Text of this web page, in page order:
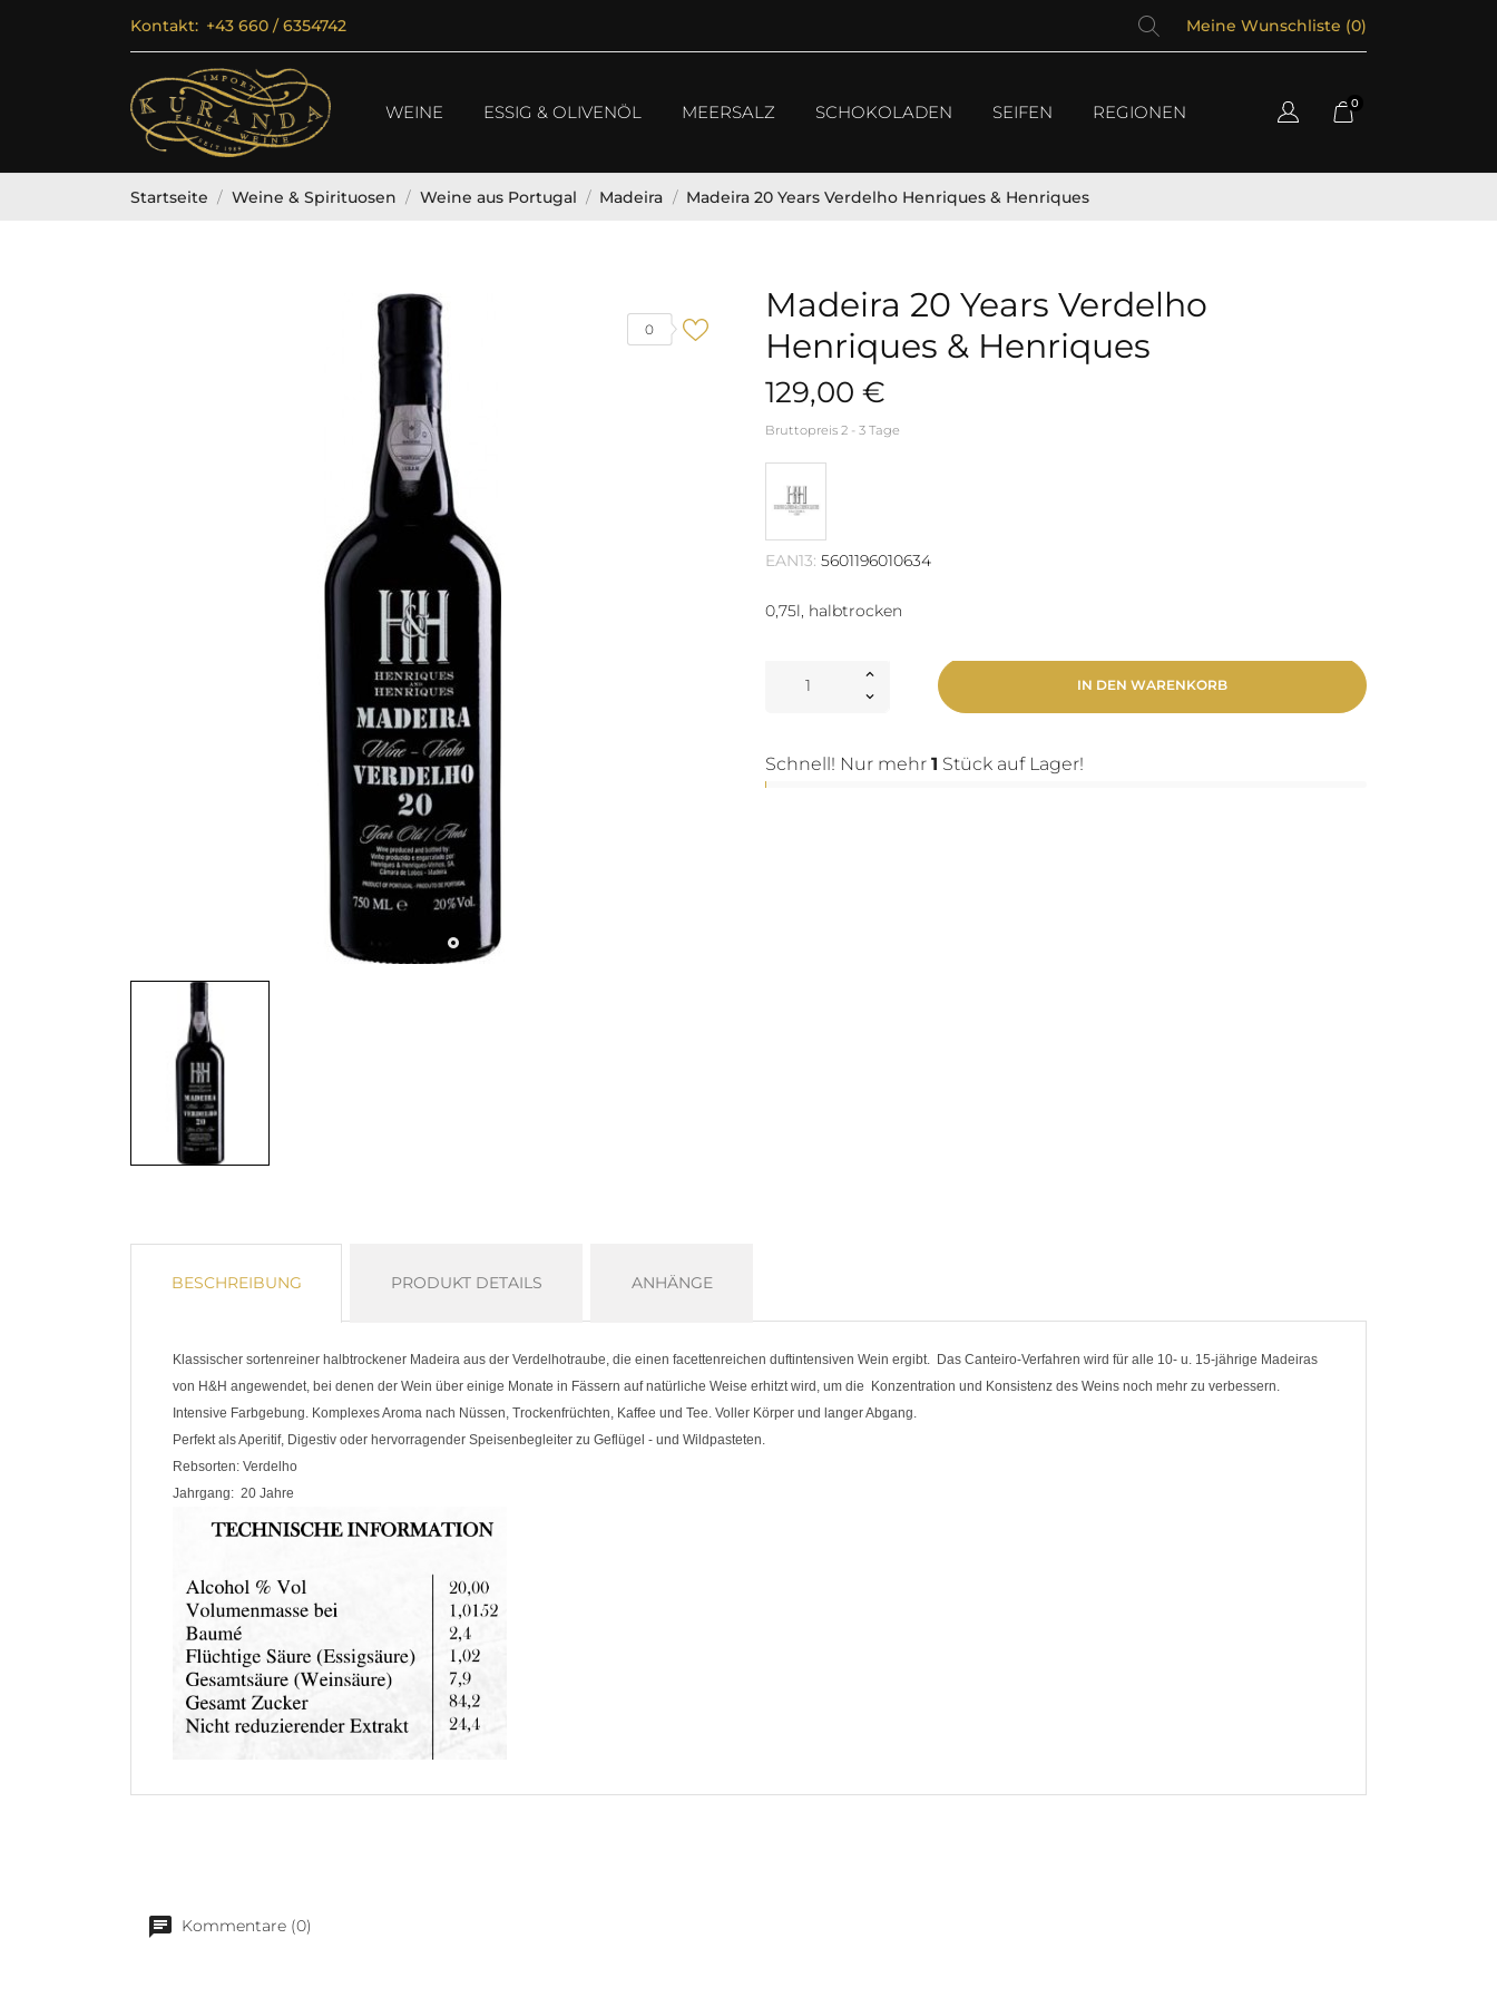
Kontakt: +43 660 / 6354742 Meine Wunschliste (0)
WEINE ESSIG & OLIVENÖL MEERSALZ SCHOKOLADEN SEIFEN REGIONEN 0
Startseite Weine & Spirituosen Weine aus Portugal Madeira Madeira 20 Years Verdelho Henriques & Henriques
0
Madeira 20 Years Verdelho
Henriques & Henriques
129,00 €
Bruttopreis 2 - 3 Tage
EAN13: 5601196010634
0,75l, halbtrocken
IN DEN WARENKORB
Schnell! Nur mehr 1 Stück auf Lager!
BESCHREIBUNG PRODUKT DETAILS ANHÄNGE
Klassischer sortenreiner halbtrockener Madeira aus der Verdelhotraube, die einen facettenreichen duftintensiven Wein ergibt. Das Canteiro-Verfahren wird für alle 10- u. 15-jährige Madeiras
von H&H angewendet, bei denen der Wein über einige Monate in Fässern auf natürliche Weise erhitzt wird, um die Konzentration und Konsistenz des Weins noch mehr zu verbessern.
Intensive Farbgebung. Komplexes Aroma nach Nüssen, Trockenfrüchten, Kaffee und Tee. Voller Körper und langer Abgang.
Perfekt als Aperitif, Digestiv oder hervorragender Speisenbegleiter zu Geflügel - und Wildpasteten.
Rebsorten: Verdelho
Jahrgang: 20 Jahre
Kommentare (0)